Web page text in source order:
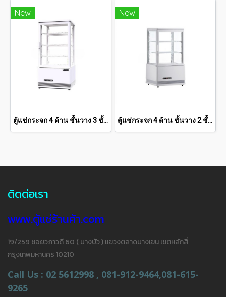
New
ตู้แช่กระจก 4 ด้าน ชั้นวาง 3 ชั้น SANDEN 2.8 คิว SAG-0785C-WHITE
New
ตู้แช่กระจก 4 ด้าน ชั้นวาง 2 ชั้น SANDEN 2.1 คิว SAG-0585C
ติดต่อเรา
www.ตู้แช่ร้านค้า.com
19/259 ซอยวภาวดี 60 ( บางบัว ) แขวงตลาดบางเขน เขตหลักสี่
กรุงเทพมหานคร 10210
Call Us : 02 5612998 , 081-912-9464,081-615-
9265